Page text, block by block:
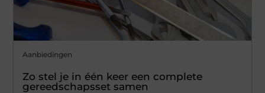
Aanbiedingen
Zo stel je in één keer een complete
gereedschapsset samen